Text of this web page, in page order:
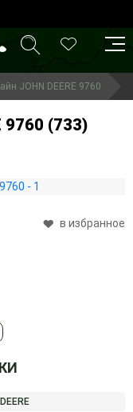
JOHN DEERE 9760
9760 (733)
в избранное